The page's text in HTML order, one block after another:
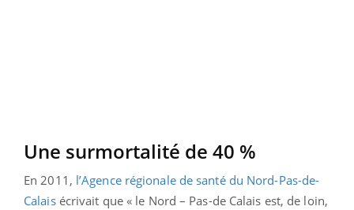
Une surmortalité de 40 %
En 2011, l’Agence régionale de santé du Nord-Pas-de-
Calais écrivait que « le Nord – Pas-de Calais est, de loin,